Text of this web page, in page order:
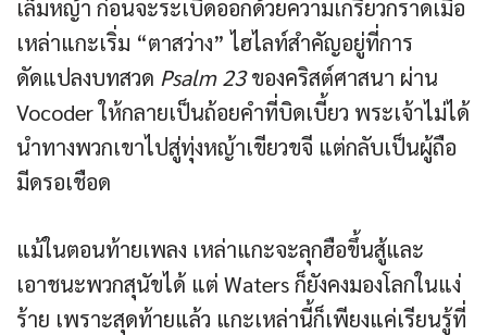
เล็มหญ้า ก่อนจะระเบิดออกด้วยความเกรี้ยวกราดเมื่อ
เหล่าแกะเริ่ม “ตาสว่าง” ไฮไลท์สำคัญอยู่ที่การ
ดัดแปลงบทสวด Psalm 23ของคริสต์ศาสนา ผ่าน
Vocoder ให้กลายเป็นถ้อยคำที่บิดเบี้ยว พระเจ้าไม่ได้
นำทางพวกเขาไปสู่ทุ่งหญ้าเขียวขจี แต่กลับเป็นผู้ถือ
มีดรอเชือด
แม้ในตอนท้ายเพลง เหล่าแกะจะลุกฮือขึ้นสู้และ
เอาชนะพวกสุนัขได้ แต่ Waters ก็ยังคงมองโลกในแง่
ร้าย เพราะสุดท้ายแล้ว แกะเหล่านี้ก็เพียงแค่เรียนรู้ที่